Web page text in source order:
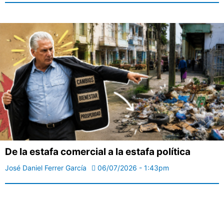
De la estafa comercial a la estafa política
José Daniel Ferrer García 06/07/2026 - 1:43pm